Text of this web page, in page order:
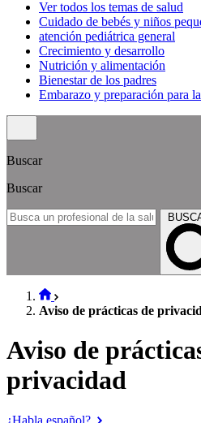
Ver todos los temas de salud
Cuidado de bebés y niños
atención pediátrica general
Crecimiento y desarrollo
Nutrición y alimentación
Bienestar de los padres
Embarazo y preparación para
Buscar
Buscar
Aviso de prácticas de
Aviso de
privacidad
¿Habla español?